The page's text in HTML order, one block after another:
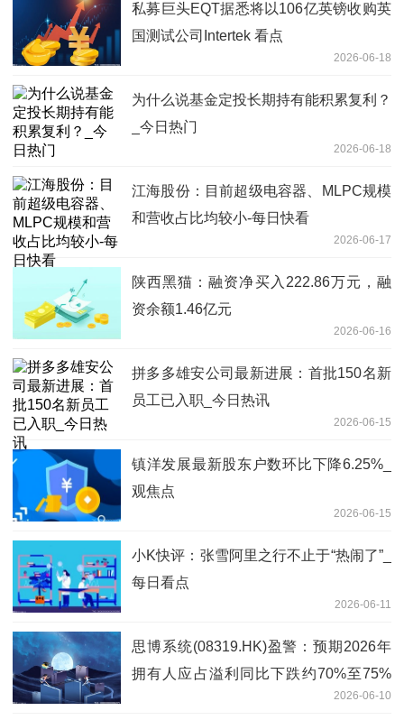
私募巨头EQT据悉将以106亿英镑收购英
国测试公司Intertek 看点
2026-06-18
为什么说基金定投长期持有能积累复利？
_今日热门
2026-06-18
江海股份：目前超级电容器、MLPC规模
和营收占比均较小-每日快看
2026-06-17
陕西黑猫：融资净买入222.86万元，融
资余额1.46亿元
2026-06-16
拼多多雄安公司最新进展：首批150名新
员工已入职_今日热讯
2026-06-15
镇洋发展最新股东户数环比下降6.25%_
观焦点
2026-06-15
小K快评：张雪阿里之行不止于“热闹了”_
每日看点
2026-06-11
思博系统(08319.HK)盈警：预期2026年
拥有人应占溢利同比下跌约70%至75%
2026-06-10